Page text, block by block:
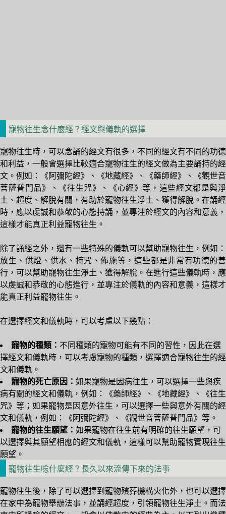
寵物往生念什麼經？經文與儀軌的選擇
寵物往生時，可以念誦的經文有很多，不同的經文有不同的功德
和利益，一般會選擇比較適合寵物往生的經文做為主要誦持的經
文。例如：《阿彌陀經》、《地藏經》、《藥師經》、《觀世音
菩薩普門品》、《往生咒》、《心經》等，這些經文都是與淨
土、超度、解脫有關，有助於寵物往生淨土、獲得解脫。在誦經
時，應以虔誠和恭敬的心態持誦，並專注於經文的內容和意義，
這樣才能真正利益寵物往生。
除了誦經之外，還有一些特殊的儀軌可以幫助寵物往生，例如：
放生、供燈、供水、持咒、佈施等，這些都是非常有功德的善
行，可以幫助寵物往生淨土、獲得解脫。在進行這些儀軌時，應
以虔誠和恭敬的心態進行，並專注於儀軌的內容和意義，這樣才
能真正利益寵物往生。
在選擇經文和儀軌時，可以考慮以下幾點：
寵物的種類： 不同種類的寵物可能有不同的習性，因此在選
擇經文和儀軌時，可以考慮寵物的種類，選擇適合寵物往生的經
文和儀軌。
寵物的死亡原因： 如果寵物是因病往生，可以選擇一些與疾
病有關的經文和儀軌，例如：《藥師經》、《地藏經》、《往生
咒》等；如果寵物是因意外往生，可以選擇一些與意外有關的經
文和儀軌，例如：《阿彌陀經》、《觀世音菩薩普門品》等。
寵物的往生願望： 如果寵物在往生前有明確的往生願望，可
以選擇與其願望相應的經文和儀軌，這樣可以幫助寵物實現往生
願望。
寵物往生唸什麼經？長久以來流傳下來的法事
寵物往生後，除了可以選擇到寵物殯葬機構火化外，也可以選擇
在家中為寵物舉辦法事，並誦經超度，引領寵物往生淨土。而法